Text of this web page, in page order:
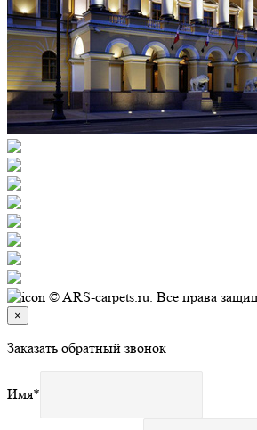
© ARS-carpets.ru. Все права
×
Заказать обратный звонок
Имя*